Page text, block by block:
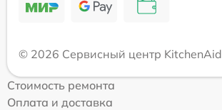
© 2026 Сервисный центр KitchenAid
Стоимость ремонта
Оплата и доставка